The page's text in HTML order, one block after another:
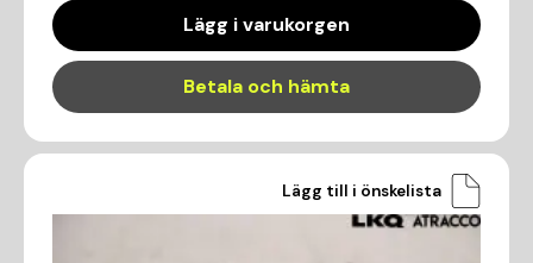
Lägg i varukorgen
Betala och hämta
Lägg till i önskelista